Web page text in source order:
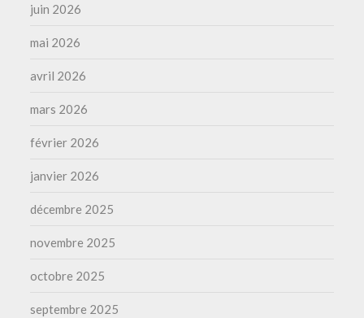
juin 2026
mai 2026
avril 2026
mars 2026
février 2026
janvier 2026
décembre 2025
novembre 2025
octobre 2025
septembre 2025